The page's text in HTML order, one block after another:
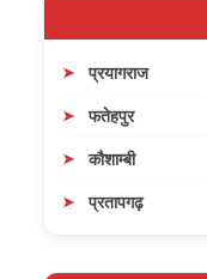
प्रयागराज
फतेहपुर
कौशाम्बी
प्रतापगढ़